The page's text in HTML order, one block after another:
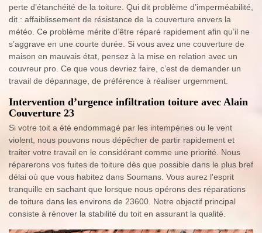
perte d’étanchéité de la toiture. Qui dit problème d’imperméabilité,
dit : affaiblissement de résistance de la couverture envers la
météo. Ce problème mérite d’être réparé rapidement afin qu’il ne
s’aggrave en une courte durée. Si vous avez une couverture de
maison en mauvais état, pensez à la mise en relation avec un
couvreur pro. Ce que vous devriez faire, c’est de demander un
travail de dépannage, de préférence à réaliser urgemment.
Intervention d’urgence infiltration toiture avec Alain
Couverture 23
Si votre toit a été endommagé par les intempéries ou le vent
violent, nous pouvons nous dépêcher de partir rapidement et
traiter votre travail en le considérant comme une priorité. Nous
réparerons vos fuites de toiture dès que possible dans le plus bref
délai où que vous habitez dans Soumans. Vous aurez l'esprit
tranquille en sachant que lorsque nous opérons des réparations
de toiture dans les environs de 23600. Notre objectif principal
consiste à rénover la stabilité du toit en assurant la qualité.